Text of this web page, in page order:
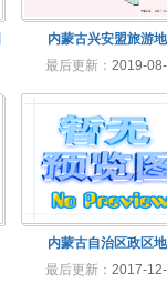
内蒙古兴安盟旅游
最后更新： 2019-
内蒙古自治区政区
最后更新： 2017-